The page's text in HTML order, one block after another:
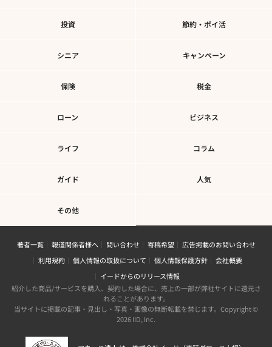
投資 節約・ポイ活
シニア キャンペーン
保険 税金
ローン ビジネス
ライフ コラム
ガイド 人気
その他
著者一覧 報道関係者様へ 問い合わせ 寄稿希望
広告掲載のお問い合わせ
利用規約
個人情報の取扱について 個人情報保護方針
会社概要
イードからのリリース情報
紹介した商品/サービスを購入、契約した場合に、売上の一部が弊社サイトに還元さ
れることがあります。
当サイトに掲載の記事・見出し・写真・画像の無断転載を禁じます。Copyright ©
2026 IID, Inc.